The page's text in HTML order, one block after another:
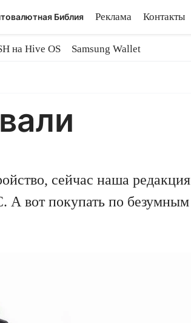
Библия Реклама Контакты
на Hive OS
Samsung Wallet
сейчас наша редакция
А вот покупать по безумным